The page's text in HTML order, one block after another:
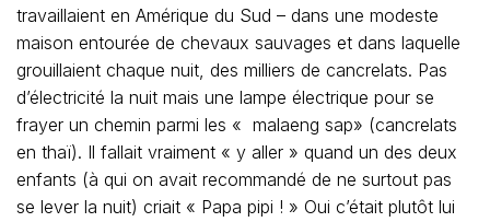
travaillaient en Amérique du Sud – dans une modeste
maison entourée de chevaux sauvages et dans laquelle
grouillaient chaque nuit, des milliers de cancrelats. Pas
d’électricité la nuit mais une lampe électrique pour se
frayer un chemin parmi les « malaeng sap» (cancrelats
en thaï). Il fallait vraiment « y aller » quand un des deux
enfants (à qui on avait recommandé de ne surtout pas
se lever la nuit) criait « Papa pipi ! » Oui c’était plutôt lui